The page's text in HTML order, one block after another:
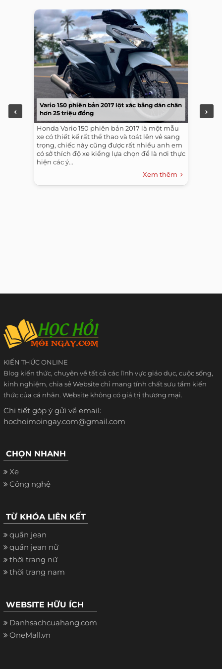
Vario 150 phiên bản 2017 lột xác bằng dàn chân
hơn 25 triệu đồng
Honda Vario 150 phiên bản 2017 là một mẫu
xe có thiết kế rất thể thao và toát lên vẻ sang
trọng, chiếc này cũng được rất nhiều anh em
có sở thích độ xe kiểng lựa chọn để là nơi thực
hiện các ý...
Xem thêm
KIẾN THỨC ONLINE
Blog kiến thức, chuyên về tất cả các lĩnh vực giáo dục, cuộc sống,
kinh nghiệm, chia sẻ Website chỉ mang tính chất sưu tầm kiến
thức của cá nhân. Website không có giá trị thương mại.
Chi tiết góp ý gửi về email:
hochoimoingay.com@gmail.com
CHỌN NHANH
Xe
Công nghệ
TỪ KHÓA LIÊN KẾT
quần jean
quần jean nữ
thời trang nữ
thời trang nam
WEBSITE HỮU ÍCH
Danhsachcuahang.com
OneMall.vn